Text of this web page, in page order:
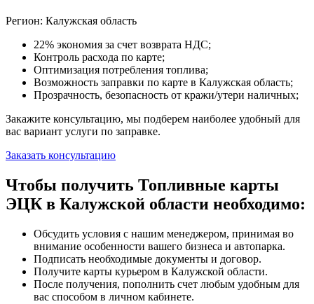
Регион: Калужская область
22% экономия за счет возврата НДС;
Контроль расхода по карте;
Оптимизация потребления топлива;
Возможность заправки по карте в Калужская область;
Прозрачность, безопасность от кражи/утери наличных;
Закажите консультацию, мы подберем наиболее удобный для
вас вариант услуги по заправке.
Заказать консультацию
Чтобы получить Топливные карты
ЭЦК в Калужской области необходимо:
Обсудить условия с нашим менеджером, принимая во
внимание особенности вашего бизнеса и автопарка.
Подписать необходимые документы и договор.
Получите карты курьером в Калужской области.
После получения, пополнить счет любым удобным для
вас способом в личном кабинете.